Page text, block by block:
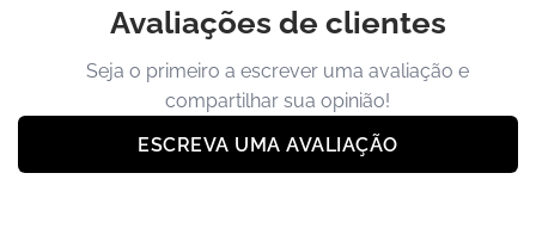
Avaliações de clientes
Seja o primeiro a escrever uma avaliação e
compartilhar sua opinião!
ESCREVA UMA AVALIAÇÃO